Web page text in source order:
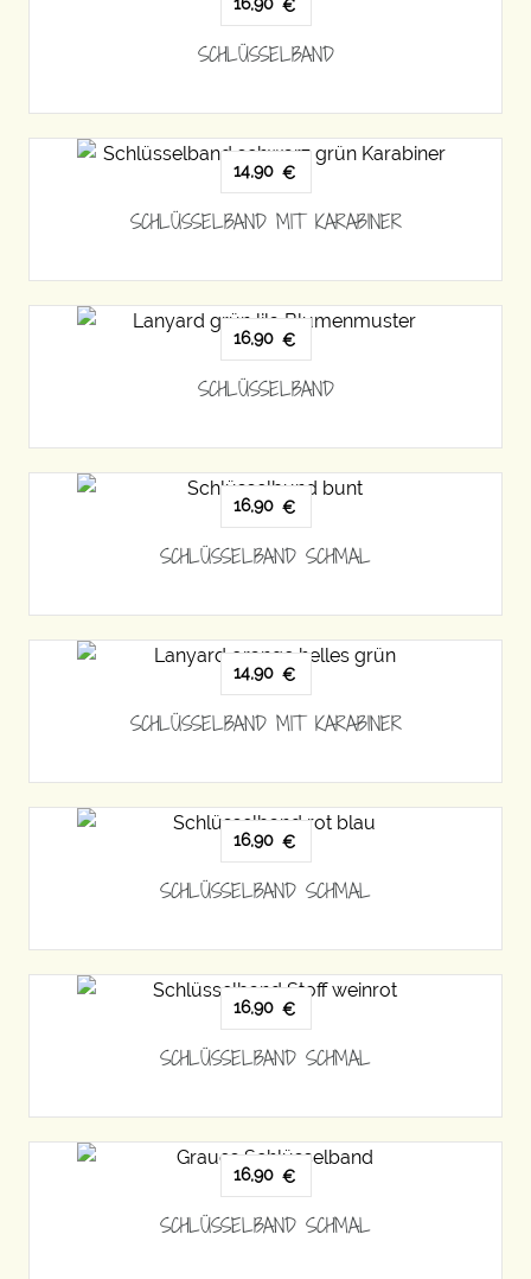
€
SCHLÜSSELBAND
14,90 €
SCHLÜSSELBAND MIT KARABINER
16,90 €
SCHLÜSSELBAND
16,90 €
SCHLÜSSELBAND SCHMAL
14,90 €
SCHLÜSSELBAND MIT KARABINER
16,90 €
SCHLÜSSELBAND SCHMAL
16,90 €
SCHLÜSSELBAND SCHMAL
16,90 €
SCHLÜSSELBAND SCHMAL